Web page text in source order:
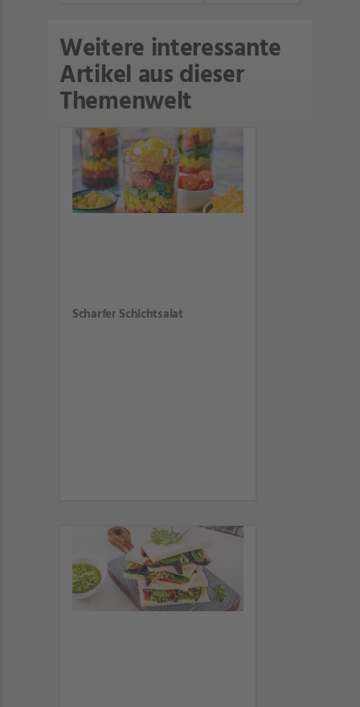
Weitere interessante
Artikel aus dieser
Themenwelt
Scharfer Schichtsalat